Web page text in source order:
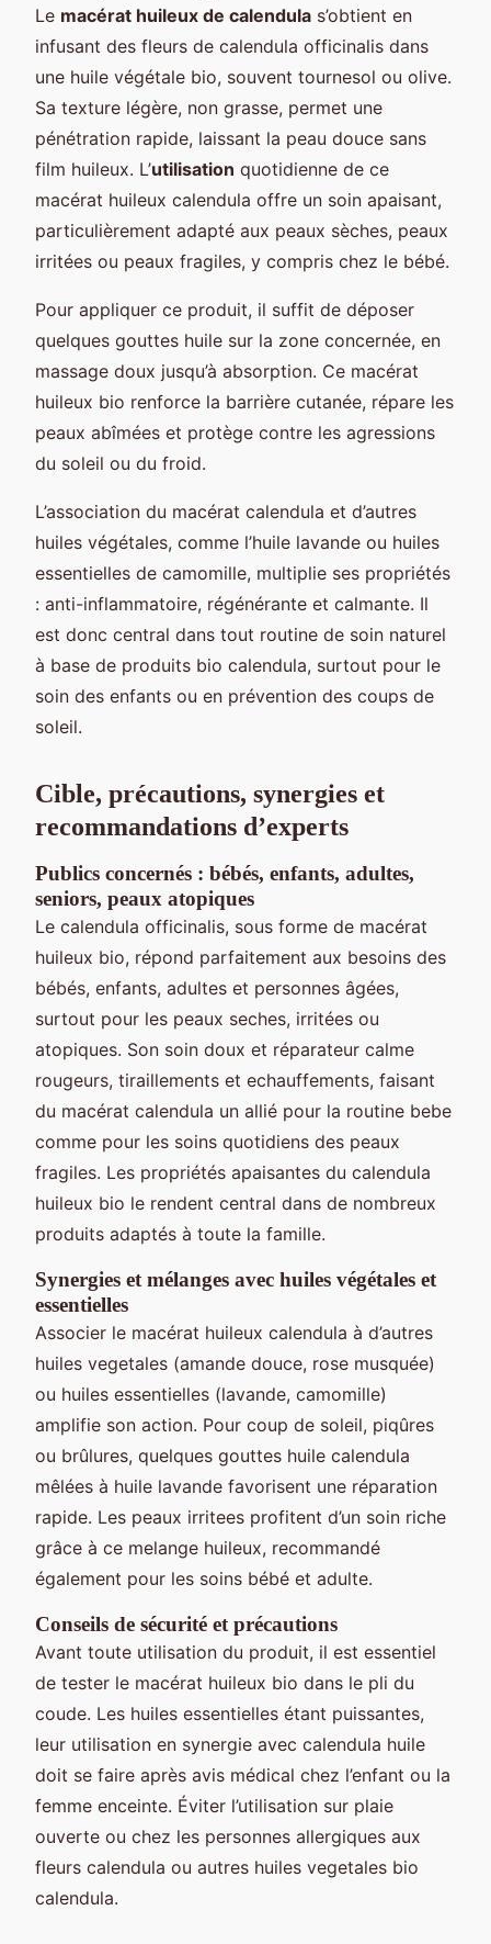
Le macérat huileux de calendula s’obtient en
infusant des fleurs de calendula officinalis dans
une huile végétale bio, souvent tournesol ou olive.
Sa texture légère, non grasse, permet une
pénétration rapide, laissant la peau douce sans
film huileux. L’utilisation quotidienne de ce
macérat huileux calendula offre un soin apaisant,
particulièrement adapté aux peaux sèches, peaux
irritées ou peaux fragiles, y compris chez le bébé.
Pour appliquer ce produit, il suffit de déposer
quelques gouttes huile sur la zone concernée, en
massage doux jusqu’à absorption. Ce macérat
huileux bio renforce la barrière cutanée, répare les
peaux abîmées et protège contre les agressions
du soleil ou du froid.
L’association du macérat calendula et d’autres
huiles végétales, comme l’huile lavande ou huiles
essentielles de camomille, multiplie ses propriétés
: anti-inflammatoire, régénérante et calmante. Il
est donc central dans tout routine de soin naturel
à base de produits bio calendula, surtout pour le
soin des enfants ou en prévention des coups de
soleil.
Cible, précautions, synergies et
recommandations d’experts
Publics concernés : bébés, enfants, adultes,
seniors, peaux atopiques
Le calendula officinalis, sous forme de macérat
huileux bio, répond parfaitement aux besoins des
bébés, enfants, adultes et personnes âgées,
surtout pour les peaux seches, irritées ou
atopiques. Son soin doux et réparateur calme
rougeurs, tiraillements et echauffements, faisant
du macérat calendula un allié pour la routine bebe
comme pour les soins quotidiens des peaux
fragiles. Les propriétés apaisantes du calendula
huileux bio le rendent central dans de nombreux
produits adaptés à toute la famille.
Synergies et mélanges avec huiles végétales et
essentielles
Associer le macérat huileux calendula à d’autres
huiles vegetales (amande douce, rose musquée)
ou huiles essentielles (lavande, camomille)
amplifie son action. Pour coup de soleil, piqûres
ou brûlures, quelques gouttes huile calendula
mêlées à huile lavande favorisent une réparation
rapide. Les peaux irritees profitent d’un soin riche
grâce à ce melange huileux, recommandé
également pour les soins bébé et adulte.
Conseils de sécurité et précautions
Avant toute utilisation du produit, il est essentiel
de tester le macérat huileux bio dans le pli du
coude. Les huiles essentielles étant puissantes,
leur utilisation en synergie avec calendula huile
doit se faire après avis médical chez l’enfant ou la
femme enceinte. Éviter l’utilisation sur plaie
ouverte ou chez les personnes allergiques aux
fleurs calendula ou autres huiles vegetales bio
calendula.